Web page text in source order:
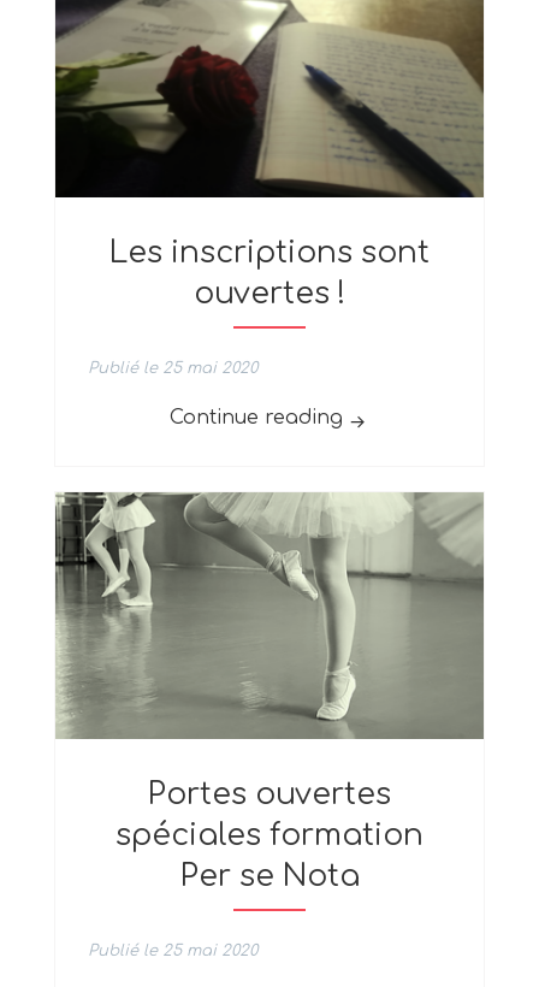
Les inscriptions sont
ouvertes !
Publié le 25 mai 2020
Continue reading « Les inscriptions
Portes ouvertes
spéciales formation
Per se Nota
Publié le 25 mai 2020